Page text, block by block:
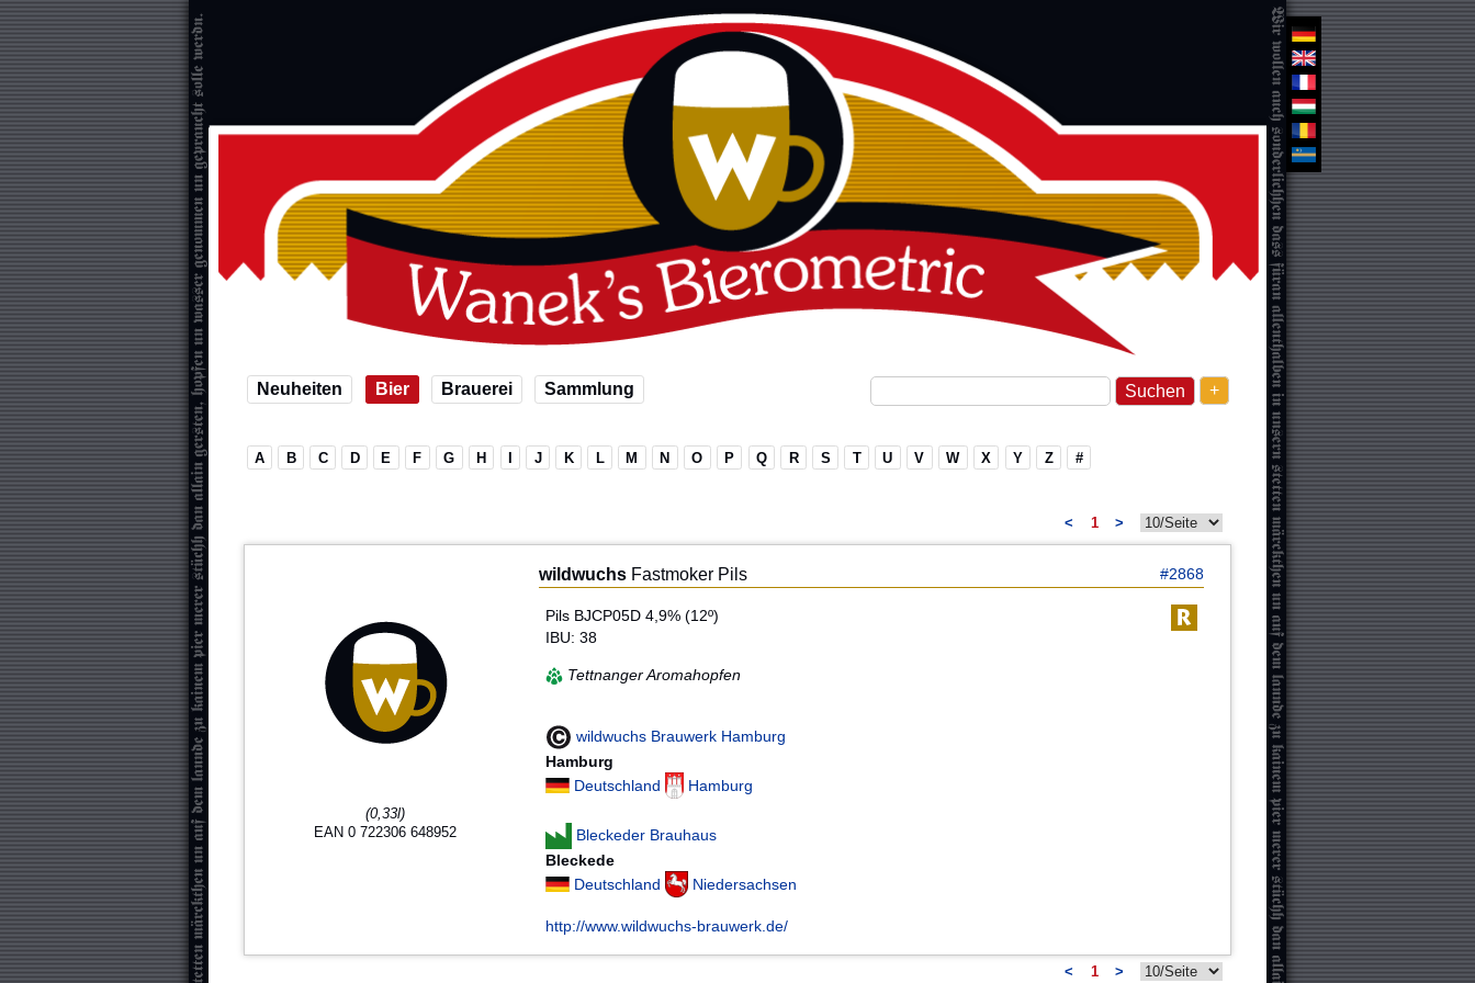
+
Neuheiten Bier Brauerei Sammlung
A B C D E F G H J K L M N O P Q R S T U V W X Y Z #
< 1 >
(0,33l)
EAN 0 722306 648952
wildwuchs Fastmoker Pils #2868
Pils BJCP05D 4,9% (12º)
IBU: 38
Tettnanger Aromahopfen
wildwuchs Brauwerk Hamburg
Hamburg
Deutschland
Hamburg
Bleckeder Brauhaus
Bleckede
Deutschland
Niedersachsen
http://www.wildwuchs-brauwerk.de/
< 1 >